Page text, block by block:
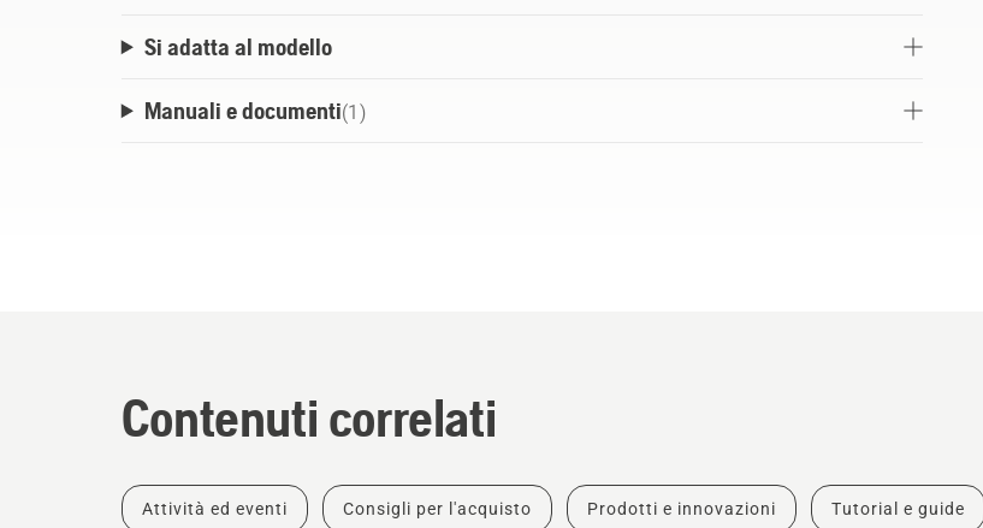
Si adatta al modello
Manuali e documenti(1 )
Contenuti correlati
Attività ed eventi Consigli per l'acquisto Prodotti e innovazioni Tutorial e guide